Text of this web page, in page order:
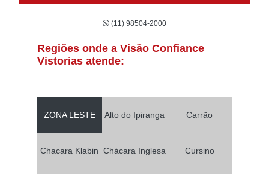
(11) 98504-2000
Regiões onde a Visão Confiance
Vistorias atende:
ZONA LESTE Alto do Ipiranga Carrão
Chacara Klabin Chácara Inglesa Cursino